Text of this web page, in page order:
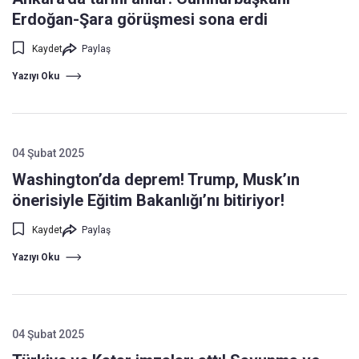
Erdoğan-Şara görüşmesi sona erdi
Kaydet Paylaş
Yazıyı Oku
04 Şubat 2025
Washington’da deprem! Trump, Musk’ın
önerisiyle Eğitim Bakanlığı’nı bitiriyor!
Kaydet Paylaş
Yazıyı Oku
04 Şubat 2025